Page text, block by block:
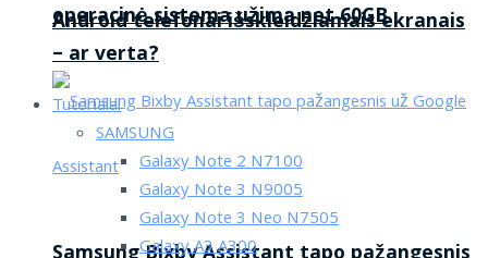
operacinė sistema užima net 60GB
Android telefonai išskleidžiamais ekranais
– ar verta?
Tutorialai
SAMSUNG
Galaxy Note 2 N7100
Galaxy Note 3 N9005
Galaxy Note 3 Neo N7505
Galaxy A3 A300